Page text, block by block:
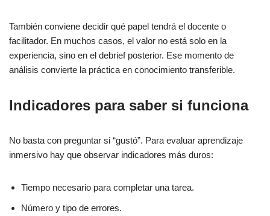
También conviene decidir qué papel tendrá el docente o
facilitador. En muchos casos, el valor no está solo en la
experiencia, sino en el debrief posterior. Ese momento de
análisis convierte la práctica en conocimiento transferible.
Indicadores para saber si funciona
No basta con preguntar si “gustó”. Para evaluar aprendizaje
inmersivo hay que observar indicadores más duros:
Tiempo necesario para completar una tarea.
Número y tipo de errores.